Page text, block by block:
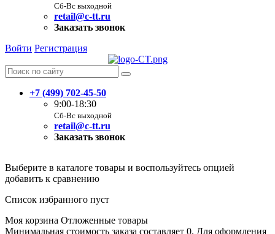
Сб-Вс выходной
retail@c-tt.ru
Заказать звонок
Войти Регистрация
+7 (499) 702-45-50
9:00-18:30
Сб-Вс выходной
retail@c-tt.ru
Заказать звонок
Выберите в каталоге товары и воспользуйтесь опцией
добавить к сравнению
Список избранного пуст
Моя корзина Отложенные товары
Минимальная стоимость заказа составляет 0. Для оформления